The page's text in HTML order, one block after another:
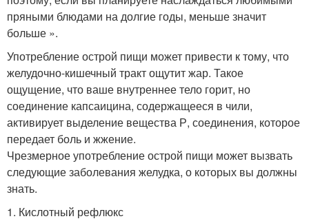
пряными блюдами на долгие годы, меньше значит
больше ».
Употребление острой пищи может привести к тому, что
желудочно-кишечный тракт ощутит жар. Такое
ощущение, что ваше внутреннее тело горит, но
соединение капсаицина, содержащееся в чили,
активирует выделение вещества Р, соединения, которое
передает боль и жжение.
Чрезмерное употребление острой пищи может вызвать
следующие заболевания желудка, о которых вы должны
знать.
1. Кислотный рефлюкс